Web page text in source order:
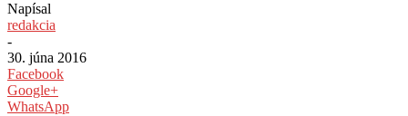
Napísal
redakcia
-
30. júna 2016
Facebook
Google+
WhatsApp